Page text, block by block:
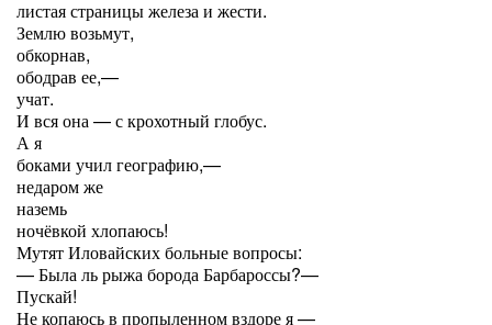
листая страницы железа и жести.
Землю возьмут,
обкорнав,
ободрав ее,—
учат.
И вся она — с крохотный глобус.
А я
боками учил географию,—
недаром же
наземь
ночёвкой хлопаюсь!
Мутят Иловайских больные вопросы:
— Была ль рыжа борода Барбароссы?—
Пускай!
Не копаюсь в пропыленном вздоре я —